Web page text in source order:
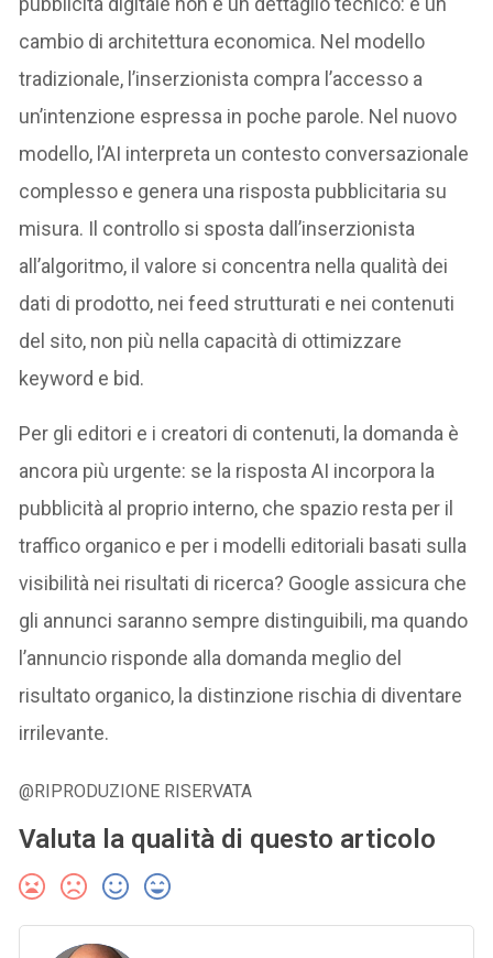
cambio di architettura economica. Nel modello
tradizionale, l’inserzionista compra l’accesso a
un’intenzione espressa in poche parole. Nel nuovo
modello, l’AI interpreta un contesto conversazionale
complesso e genera una risposta pubblicitaria su
misura. Il controllo si sposta dall’inserzionista
all’algoritmo, il valore si concentra nella qualità dei
dati di prodotto, nei feed strutturati e nei contenuti
del sito, non più nella capacità di ottimizzare
keyword e bid.
Per gli editori e i creatori di contenuti, la domanda è
ancora più urgente: se la risposta AI incorpora la
pubblicità al proprio interno, che spazio resta per il
traffico organico e per i modelli editoriali basati sulla
visibilità nei risultati di ricerca? Google assicura che
gli annunci saranno sempre distinguibili, ma quando
l’annuncio risponde alla domanda meglio del
risultato organico, la distinzione rischia di diventare
irrilevante.
@RIPRODUZIONE RISERVATA
Valuta la qualità di questo articolo